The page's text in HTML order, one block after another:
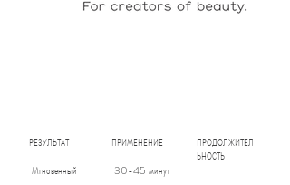
РЕЗУЛЬТАТ
Мгновенный
ПРИМЕНЕНИЕ
30-45 минут
ПРОДОЛЖИТЕЛ
ЬНОСТЬ